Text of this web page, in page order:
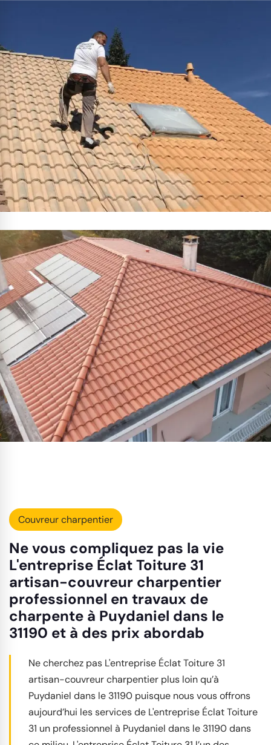
Couvreur charpentier
Ne vous compliquez pas la vie
L'entreprise Éclat Toiture 31
artisan-couvreur charpentier
professionnel en travaux de
charpente à Puydaniel dans le
31190 et à des prix abordab
Ne cherchez pas L'entreprise Éclat Toiture 31
artisan-couvreur charpentier plus loin qu’à
Puydaniel dans le 31190 puisque nous vous offrons
aujourd’hui les services de L'entreprise Éclat Toiture
31 un professionnel à Puydaniel dans le 31190 dans